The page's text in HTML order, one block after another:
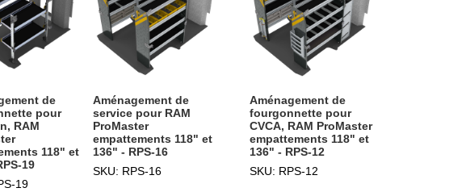
de
pour
RAM
118" et
19
19
Aménagement de
service pour RAM
ProMaster
empattements 118" et
136" - RPS-16
SKU: RPS-16
Aménagement de
fourgonnette pour
CVCA, RAM ProMaster
empattements 118" et
136" - RPS-12
SKU: RPS-12